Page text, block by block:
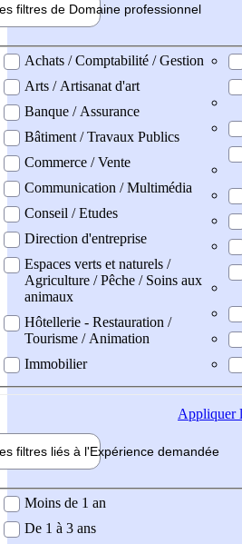
filtres de Domaine professionnel
professionel
Achats / Comptabilité / Gestion
Arts / Artisanat d'art
Banque / Assurance
Bâtiment / Travaux Publics
Commerce / Vente
Communication / Multimédia
Conseil / Etudes
Direction d'entreprise
Espaces verts et naturels /
Agriculture / Pêche / Soins aux
animaux
Hôtellerie - Restauration /
Tourisme / Animation
Immobilier
Appliquer
filtres liés à l'Expérience demandée
demandée
Moins de 1 an
De 1 à 3 ans